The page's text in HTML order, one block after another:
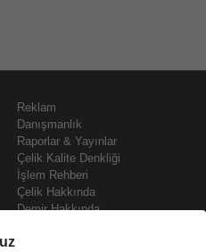
Reklam
Danışmanlık
Raporlar & Yayınlar
Çelik Kalite Denkliği
İşlem Rehberi
Çelik Hakkında
Demir Hakkında